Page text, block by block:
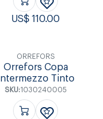
US$110.00
ORREFORS
Orrefors Copa
Intermezzo Tinto
SKU:1030240005